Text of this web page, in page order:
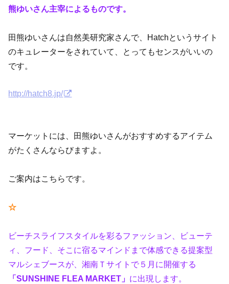
熊ゆいさん主宰によるものです。
田熊ゆいさんは自然美研究家さんで、Hatchというサイト
のキュレーターをされていて、とってもセンスがいいの
です。
http://hatch8.jp/
マーケットには、田熊ゆいさんがおすすめするアイテム
がたくさんならびますよ。
ご案内はこちらです。
☆
ビーチスライフスタイルを彩るファッション、ビューテ
ィ、フード、そこに宿るマインドまで体感できる提案型
マルシェブースが、湘南Ｔサイトで５月に開催する
「SUNSHINE FLEA MARKET」 に出現します。